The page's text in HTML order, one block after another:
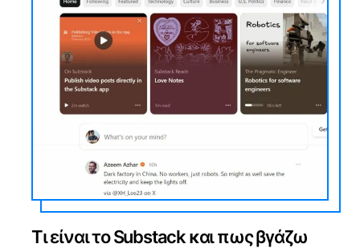
Τι είναι το Substack και πως βγάζω